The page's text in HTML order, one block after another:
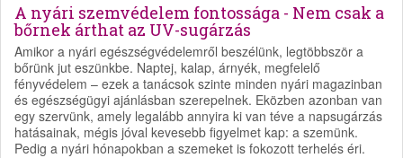
A nyári szemvédelem fontossága - Nem csak a
bőrnek árthat az UV-sugárzás
Amikor a nyári egészségvédelemről beszélünk, legtöbbször a
bőrünk jut eszünkbe. Naptej, kalap, árnyék, megfelelő
fényvédelem – ezek a tanácsok szinte minden nyári magazinban
és egészségügyi ajánlásban szerepelnek. Eközben azonban van
egy szervünk, amely legalább annyira ki van téve a napsugárzás
hatásainak, mégis jóval kevesebb figyelmet kap: a szemünk.
Pedig a nyári hónapokban a szemeket is fokozott terhelés éri.